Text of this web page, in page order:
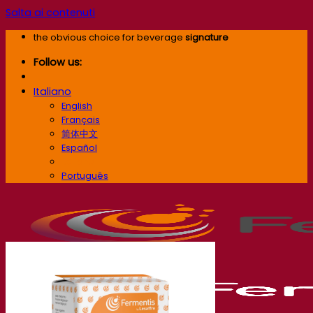
Salta ai contenuti
the obvious choice for beverage signature
Follow us:
Italiano
English
Français
简体中文
Español
Português